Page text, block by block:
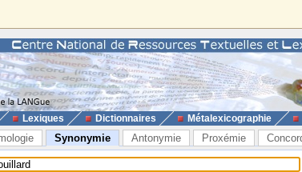
Lexiques Dictionnaires Métalexicographie
Synonymie Antonymie Proxémie